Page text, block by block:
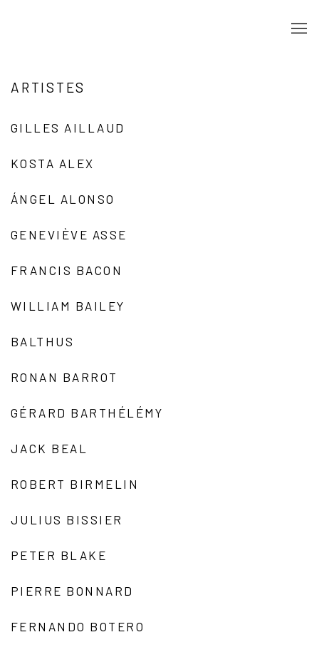
ARTISTES
GILLES AILLAUD
KOSTA ALEX
ÁNGEL ALONSO
GENEVIÈVE ASSE
FRANCIS BACON
WILLIAM BAILEY
BALTHUS
RONAN BARROT
GÉRARD BARTHÉLÉMY
JACK BEAL
ROBERT BIRMELIN
JULIUS BISSIER
PETER BLAKE
PIERRE BONNARD
FERNANDO BOTERO